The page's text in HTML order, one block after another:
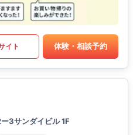
イト 体験・相談予約
3サンダイビル 1F